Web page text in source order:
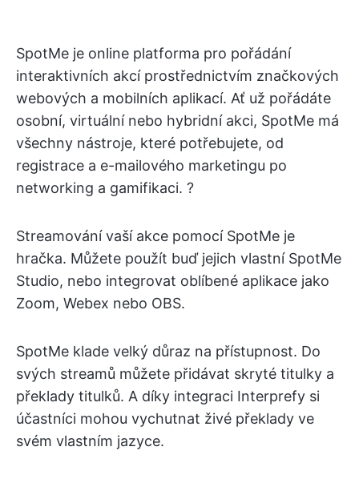
SpotMe je online platforma pro pořádání
interaktivních akcí prostřednictvím značkových
webových a mobilních aplikací. Ať už pořádáte
osobní, virtuální nebo hybridní akci, SpotMe má
všechny nástroje, které potřebujete, od
registrace a e-mailového marketingu po
networking a gamifikaci. ?️
Streamování vaší akce pomocí SpotMe je
hračka. Můžete použít buď jejich vlastní SpotMe
Studio, nebo integrovat oblíbené aplikace jako
Zoom, Webex nebo OBS.
SpotMe klade velký důraz na přístupnost. Do
svých streamů můžete přidávat skryté titulky a
překlady titulků. A díky integraci Interprefy si
účastníci mohou vychutnat živé překlady ve
svém vlastním jazyce.